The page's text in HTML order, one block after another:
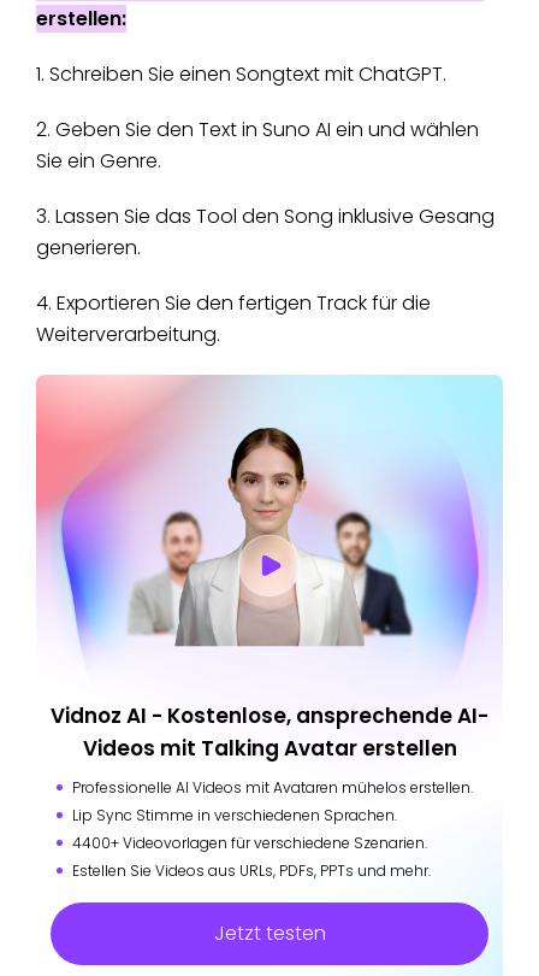
erstellen:
1. Schreiben Sie einen Songtext mit ChatGPT.
2. Geben Sie den Text in Suno AI ein und wählen
Sie ein Genre.
3. Lassen Sie das Tool den Song inklusive Gesang
generieren.
4. Exportieren Sie den fertigen Track für die
Weiterverarbeitung.
Vidnoz AI - Kostenlose, ansprechende AI-
Videos mit Talking Avatar erstellen
Professionelle AI Videos mit Avataren mühelos erstellen.
Lip Sync Stimme in verschiedenen Sprachen.
4400+ Videovorlagen für verschiedene Szenarien.
Estellen Sie Videos aus URLs, PDFs, PPTs und mehr.
Jetzt testen